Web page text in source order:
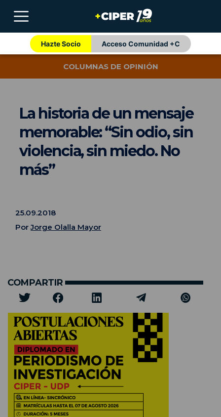
Hazte Socio Acceso Comunidad +C
COLUMNAS DE OPINIÓN
La historia de un mensaje
memorable: “Sin odio, sin
violencia, sin miedo. No
más”
25.09.2018
PorJorge Olalla Mayor
COMPARTIR